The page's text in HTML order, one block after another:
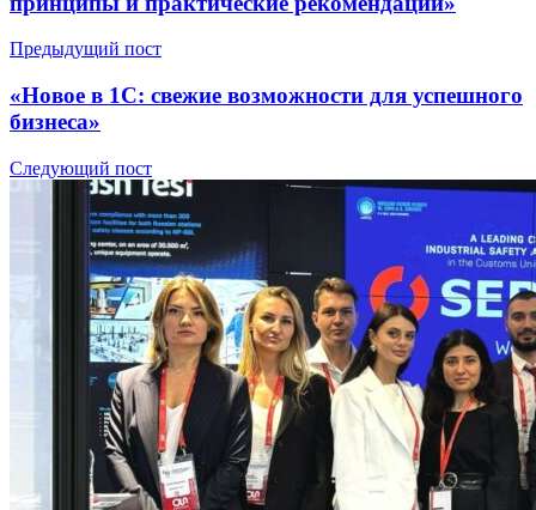
Предыдущий пост
«Новое в 1С: свежие возможности для успешного
бизнеса»
Следующий пост